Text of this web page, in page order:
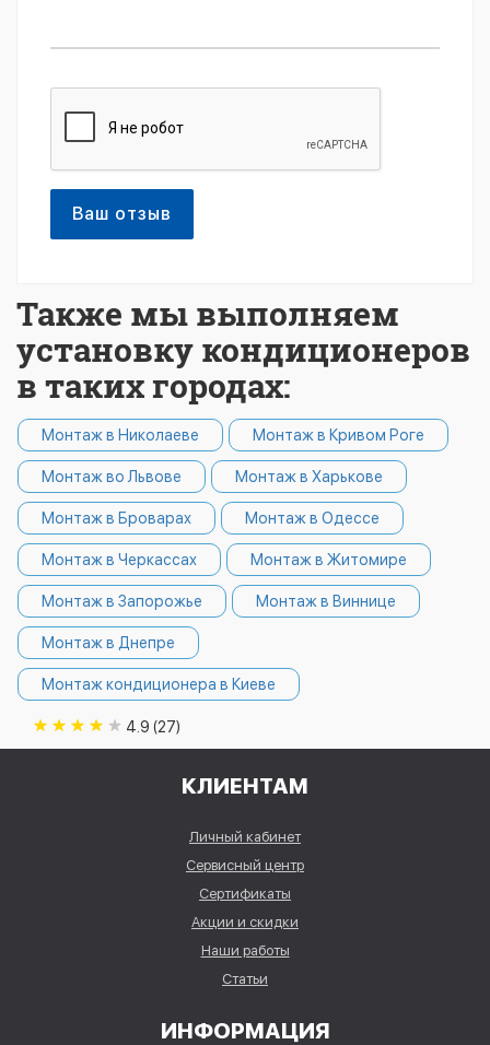
Ваш отзыв
Также мы выполняем
установку кондиционеров
в таких городах:
Монтаж в Николаеве Монтаж в Кривом Роге
Монтаж во Львове Монтаж в Харькове
Монтаж в Броварах Монтаж в Одессе
Монтаж в Черкассах Монтаж в Житомире
Монтаж в Запорожье Монтаж в Виннице
Монтаж в Днепре
Монтаж кондиционера в Киеве
4.9 (27)
КЛИЕНТАМ
Личный кабинет
Сервисный центр
Сертификаты
Акции и скидки
Наши работы
Статьи
ИНФОРМАЦИЯ